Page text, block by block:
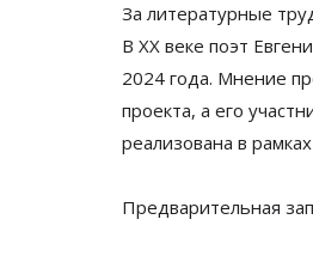
За литературные
В XX веке поэт
2024 года. Мнение
проекта, а его
реализована в
Предварительная